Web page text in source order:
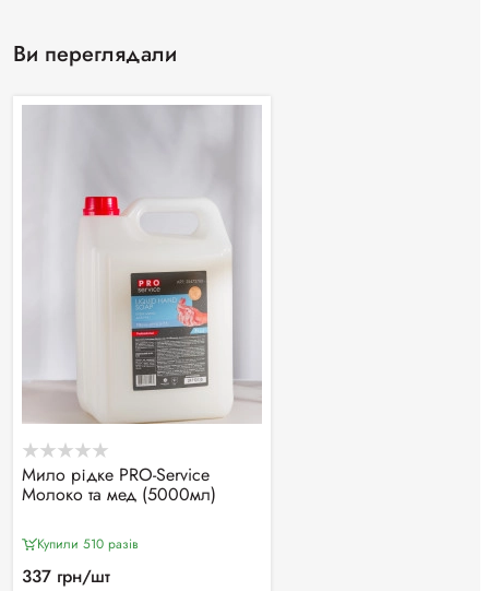
Ви переглядали
Мило рідке PRO-Service
Молоко та мед (5000мл)
Купили 510 разiв
337 грн/шт